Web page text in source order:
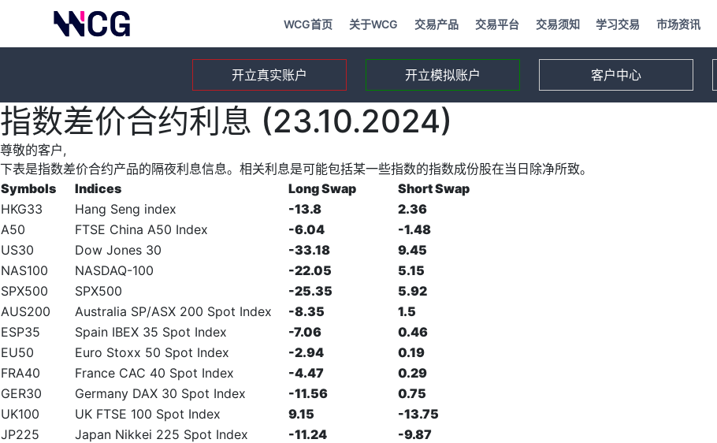
WCG首页 关于WCG 交易产品 交易平台 交易须知 学习交易 市场资讯
开立真实账户 开立模拟账户 客户中心
指数差价合约利息 (23.10.2024)
尊敬的客户,
下表是指数差价合约产品的隔夜利息信息。相关利息是可能包括某一些指数的指数成份股在当日除净所致。
Symbols
Indices Long Swap
Short Swap
HKG33
Hang Seng index -13.8
2.36
A50
FTSE China A50 Index -6.04
-1.48
US30
Dow Jones 30 -33.18
9.45
NAS100
NASDAQ-100 -22.05
5.15
SPX500
SPX500 -25.35
5.92
AUS200
Australia SP/ASX 200 Spot Index -8.35
1.5
ESP35
Spain IBEX 35 Spot Index -7.06
0.46
EU50
Euro Stoxx 50 Spot Index -2.94
0.19
FRA40
France CAC 40 Spot Index -4.47
0.29
GER30
Germany DAX 30 Spot Index -11.56
0.75
UK100
UK FTSE 100 Spot Index 9.15
-13.75
JP225
Japan Nikkei 225 Spot Index -11.24
-9.87